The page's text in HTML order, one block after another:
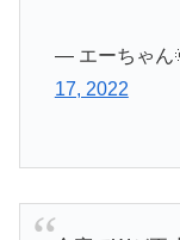
— エーちゃん
17, 2022